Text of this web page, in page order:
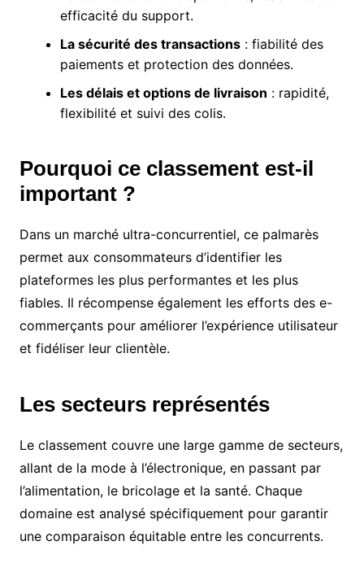
efficacité du support.
La sécurité des transactions: fiabilité des
paiements et protection des données.
Les délais et options de livraison : rapidité,
flexibilité et suivi des colis.
Pourquoi ce classement est-il
important ?
Dans un marché ultra-concurrentiel, ce palmarès
permet aux consommateurs d’identifier les
plateformes les plus performantes et les plus
fiables. Il récompense également les efforts des e-
commerçants pour améliorer l’expérience utilisateur
et fidéliser leur clientèle.
Les secteurs représentés
Le classement couvre une large gamme de secteurs,
allant de la mode à l’électronique, en passant par
l’alimentation, le bricolage et la santé. Chaque
domaine est analysé spécifiquement pour garantir
une comparaison équitable entre les concurrents.